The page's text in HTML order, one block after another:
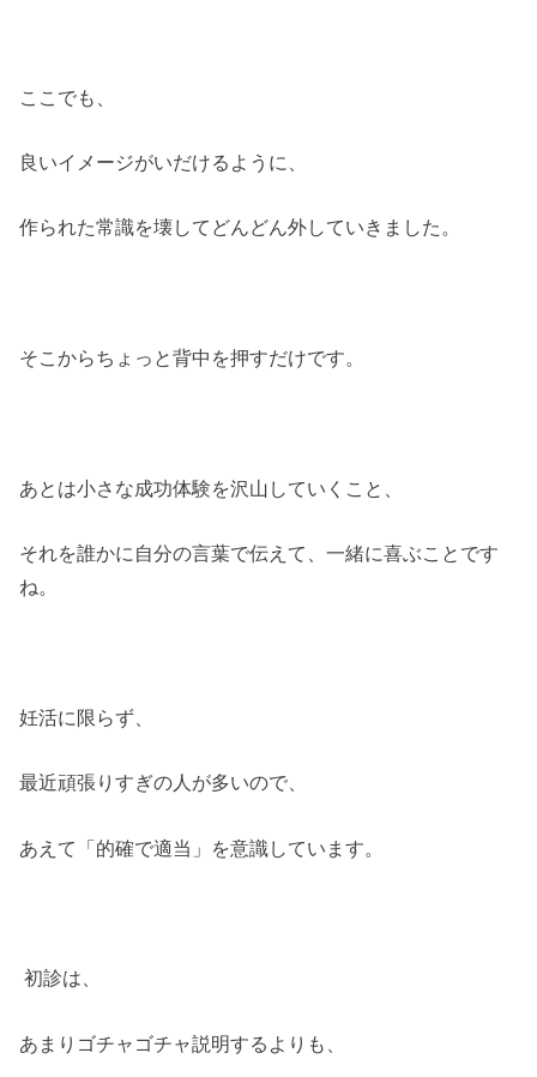
ここでも、
良いイメージがいだけるように、
作られた常識を壊してどんどん外していきました。
そこからちょっと背中を押すだけです。
あとは小さな成功体験を沢山していくこと、
それを誰かに自分の言葉で伝えて、一緒に喜ぶことです
ね。
妊活に限らず、
最近頑張りすぎの人が多いので、
あえて「的確で適当」を意識しています。
初診は、
あまりゴチャゴチャ説明するよりも、